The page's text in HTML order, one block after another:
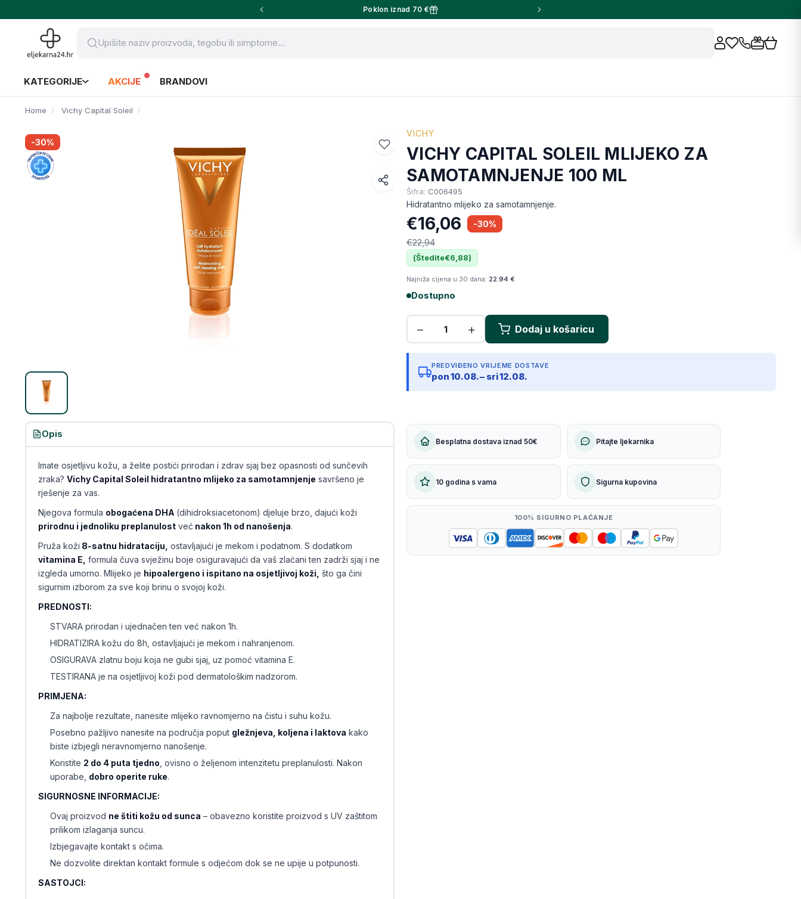
Poklon iznad 70 €
KATEGORIJE AKCIJE BRANDOVI
Home Vichy Capital Soleil
VICHY
VICHY CAPITAL SOLEIL MLIJEKO ZA
SAMOTAMNJENJE 100 ML
Šifra: C006495
Hidratantno mlijeko za samotamnjenje.
€22,94
€16,06 -30%
(Štedite€6,88)
Najniža cijena u 30 dana: 22.94 €
Dostupno
PREDVIĐENO VRIJEME DOSTAVE
pon 10.08. – sri 12.08.
-30%
Besplatna dostava iznad 50€ Pitajte ljekarnika
10 godina s vama Sigurna kupovina
100% SIGURNO PLAĆANJE
Opis
Imate osjetljivu kožu, a želite postići prirodan i zdrav sjaj bez opasnosti od sunčevih
zraka? Vichy Capital Soleil hidratantno mlijeko za samotamnjenje savršeno je
rješenje za vas.
Njegova formula obogaćena DHA (dihidroksiacetonom) djeluje brzo, dajući koži
prirodnu i jednoliku preplanulostveć nakon 1h od nanošenja.
Pruža koži 8-satnu hidrataciju, ostavljajući je mekom i podatnom. S dodatkom
vitamina E, formula čuva svježinu boje osiguravajući da vaš zlaćani ten zadrži sjaj i ne
izgleda umorno. Mlijeko je hipoalergeno i ispitano na osjetljivoj koži,
što ga čini
sigurnim izborom za sve koji brinu o svojoj koži.
PREDNOSTI:
STVARA prirodan i ujednačen ten već nakon 1h.
HIDRATIZIRA kožu do 8h, ostavljajući je mekom i nahranjenom.
OSIGURAVA zlatnu boju koja ne gubi sjaj, uz pomoć vitamina E.
TESTIRANA je na osjetljivoj koži pod dermatološkim nadzorom.
PRIMJENA:
Za najbolje rezultate, nanesite mlijeko ravnomjerno na čistu i suhu kožu.
Posebno pažljivo nanesite na područja poput gležnjeva, koljena i laktova kako
biste izbjegli neravnomjerno nanošenje.
Koristite 2 do 4 puta tjedno , ovisno o željenom intenzitetu preplanulosti. Nakon
uporabe, dobro operite ruke.
SIGURNOSNE INFORMACIJE:
Ovaj proizvod ne štiti kožu od sunca – obavezno koristite proizvod s UV zaštitom
prilikom izlaganja suncu.
Izbjegavajte kontakt s očima.
Ne dozvolite direktan kontakt formule s odjećom dok se ne upije u potpunosti.
SASTOJCI: